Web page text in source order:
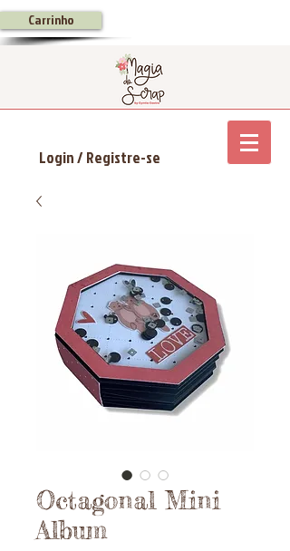
Carrinho
Login / Registre-se
Octagonal Mini
Album